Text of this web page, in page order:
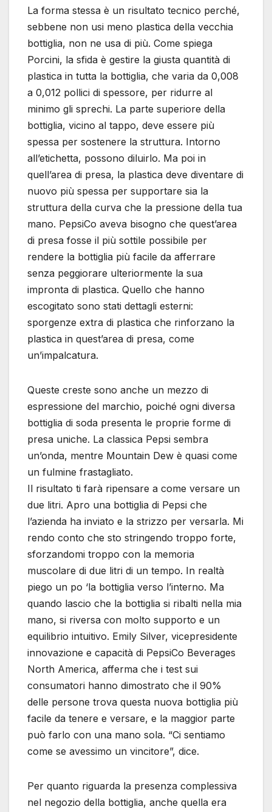
La forma stessa è un risultato tecnico perché,
sebbene non usi meno plastica della vecchia
bottiglia, non ne usa di più. Come spiega
Porcini, la sfida è gestire la giusta quantità di
plastica in tutta la bottiglia, che varia da 0,008
a 0,012 pollici di spessore, per ridurre al
minimo gli sprechi. La parte superiore della
bottiglia, vicino al tappo, deve essere più
spessa per sostenere la struttura. Intorno
all’etichetta, possono diluirlo. Ma poi in
quell’area di presa, la plastica deve diventare di
nuovo più spessa per supportare sia la
struttura della curva che la pressione della tua
mano. PepsiCo aveva bisogno che quest’area
di presa fosse il più sottile possibile per
rendere la bottiglia più facile da afferrare
senza peggiorare ulteriormente la sua
impronta di plastica. Quello che hanno
escogitato sono stati dettagli esterni:
sporgenze extra di plastica che rinforzano la
plastica in quest’area di presa, come
un’impalcatura.
Queste creste sono anche un mezzo di
espressione del marchio, poiché ogni diversa
bottiglia di soda presenta le proprie forme di
presa uniche. La classica Pepsi sembra
un’onda, mentre Mountain Dew è quasi come
un fulmine frastagliato.
Il risultato ti farà ripensare a come versare un
due litri. Apro una bottiglia di Pepsi che
l’azienda ha inviato e la strizzo per versarla. Mi
rendo conto che sto stringendo troppo forte,
sforzandomi troppo con la memoria
muscolare di due litri di un tempo. In realtà
piego un po ‘la bottiglia verso l’interno. Ma
quando lascio che la bottiglia si ribalti nella mia
mano, si riversa con molto supporto e un
equilibrio intuitivo. Emily Silver, vicepresidente
innovazione e capacità di PepsiCo Beverages
North America, afferma che i test sui
consumatori hanno dimostrato che il 90%
delle persone trova questa nuova bottiglia più
facile da tenere e versare, e la maggior parte
può farlo con una mano sola. “Ci sentiamo
come se avessimo un vincitore”, dice.
Per quanto riguarda la presenza complessiva
nel negozio della bottiglia, anche quella era